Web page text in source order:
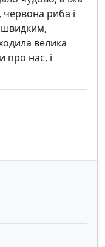
червона риба і
швидким,
велика
про нас, і